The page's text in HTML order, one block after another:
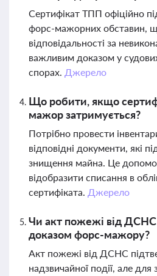
Сертифікат ТПП офіційно
форс-мажорних обставин,
відповідальності за
важливим доказом у
спорах. Джерело
Що робити, якщо
мажор затримується?
Потрібно провести
відповідні документи, які
знищення майна. Це
відобразити списання в
сертифіката. Джерело
Чи акт пожежі від ДСНС
доказом форс-мажору?
Акт пожежі від ДСНС
надзвичайної події, але для